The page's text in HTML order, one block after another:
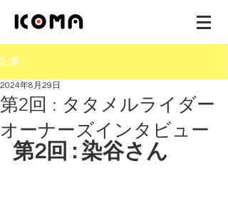
記事
第2回 : タタメルライダー
オーナーズインタビュー
2024年8月29日
第2回 : 染谷さん